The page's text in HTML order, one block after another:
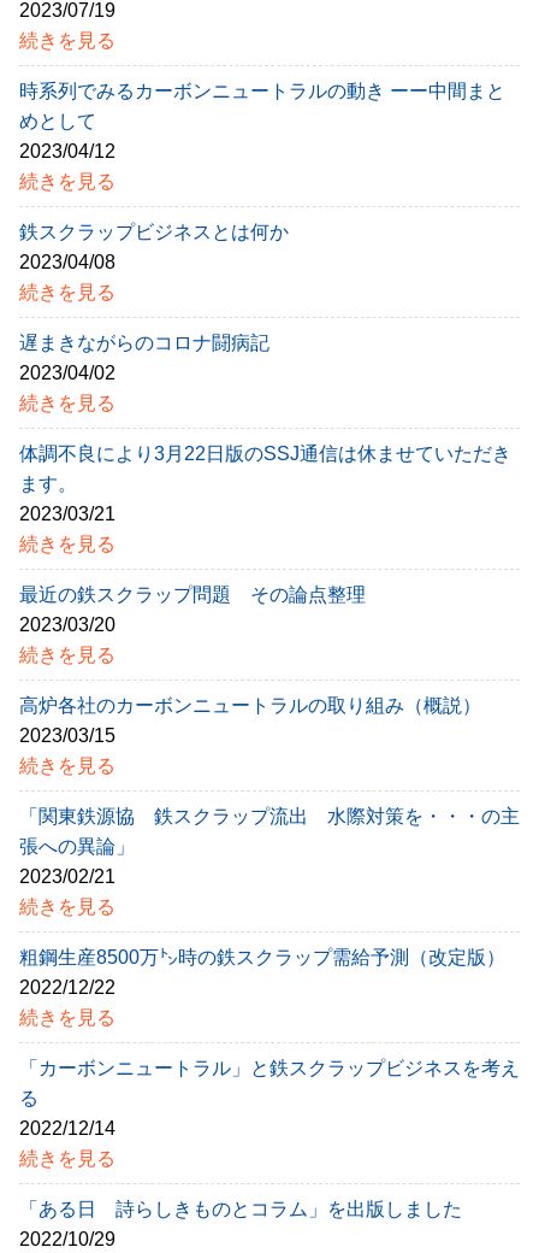
2023/07/19
続きを見る
時系列でみるカーボンニュートラルの動き ーー中間まと
めとして
2023/04/12
続きを見る
鉄スクラップビジネスとは何か
2023/04/08
続きを見る
遅まきながらのコロナ闘病記
2023/04/02
続きを見る
体調不良により3月22日版のSSJ通信は休ませていただき
ます。
2023/03/21
続きを見る
最近の鉄スクラップ問題 その論点整理
2023/03/20
続きを見る
高炉各社のカーボンニュートラルの取り組み（概説）
2023/03/15
続きを見る
「関東鉄源協 鉄スクラップ流出 水際対策を・・・の主
張への異論」
2023/02/21
続きを見る
粗鋼生産8500万㌧時の鉄スクラップ需給予測（改定版）
2022/12/22
続きを見る
「カーボンニュートラル」と鉄スクラップビジネスを考え
る
2022/12/14
続きを見る
「ある日 詩らしきものとコラム」を出版しました
2022/10/29